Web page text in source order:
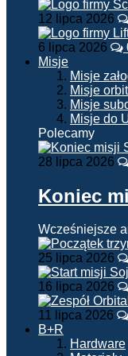
12 lipca 2026
6 lipca 2026
Misje
Misje
Misje
Misje
Misje do
Polecamy
28 lipca 2026
Koniec
Wcześniejsze
25 lipca 2026
16 lipca 2026
11 lipca 2026
B+R
Hardware